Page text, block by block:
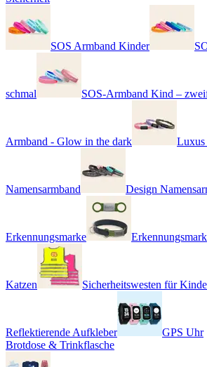
SOS Armband Kinder
schmal SOS-Armband Kind –
Armband - Glow in the dark Luxus
Namensarmband Design
Erkennungsmarke
Katzen Sicherheitswesten für
Reflektierende Aufkleber
GPS Uhr
Brotdose & Trinkflasche